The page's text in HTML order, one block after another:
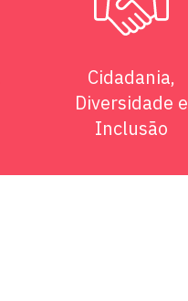
Cidadania,
Diversidade e
Inclusão